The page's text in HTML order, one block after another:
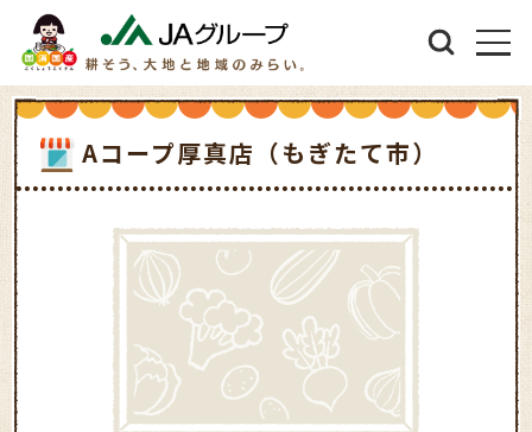
Aコープ厚真店（もぎたて市）